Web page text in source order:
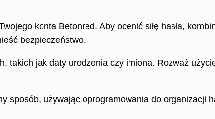
konta Betonred. Aby ocenić siłę hasła,
bezpieczeństwo.
takich jak daty urodzenia czy imiona. Rozważ
sposób, używając oprogramowania do organizacji